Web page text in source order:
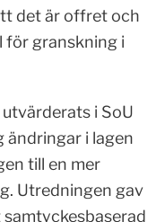
det är offret och
för granskning i
i SoU
ändringar i lagen
till en mer
Utredningen gav